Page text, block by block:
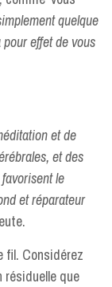
quelque
effet de vous
et de
et des
le
et réparateur
fil. Considérez
que